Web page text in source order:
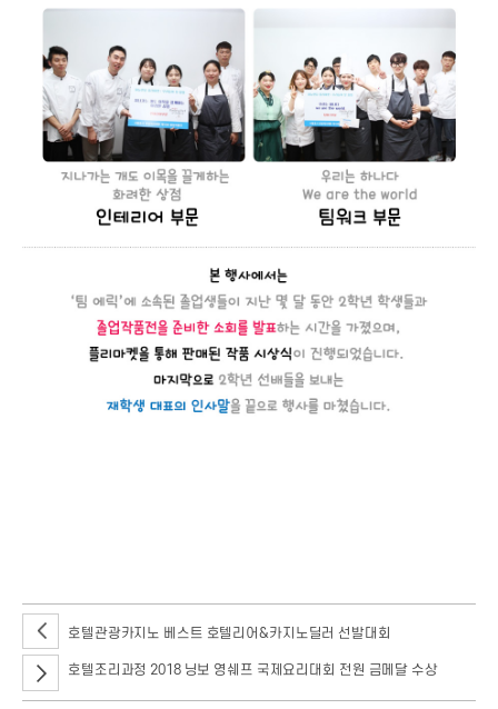
호텔관광카지노 베스트 호텔리어&카지노딜러 선발대회
호텔조리과정 2018 닝보 영쉐프 국제요리대회 전원 금메달 수상